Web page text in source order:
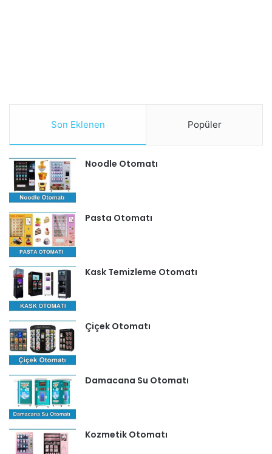
Son Eklenen Popüler
Noodle Otomatı
Pasta Otomatı
Kask Temizleme Otomatı
Çiçek Otomatı
Damacana Su Otomatı
Kozmetik Otomatı